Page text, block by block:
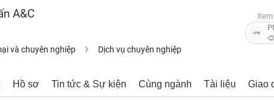
A&C
và chuyên nghiệp Dịch vụ chuyên nghiệp
Hồ sơ Tin tức & Sự kiện Cùng ngành Tài liệu Giao